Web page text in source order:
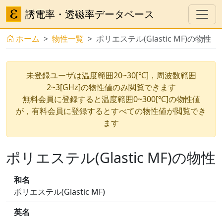
誘電率・透磁率データベース
ホーム 物性一覧 ポリエステル(Glastic MF)の物性
未登録ユーザは温度範囲20~30[℃]，周波数範囲
2~3[GHz]の物性値のみ閲覧できます
無料会員に登録すると温度範囲0~300[℃]の物性値
が，有料会員に登録するとすべての物性値が閲覧でき
ます
ポリエステル(Glastic MF)の物性
和名
ポリエステル(Glastic MF)
英名